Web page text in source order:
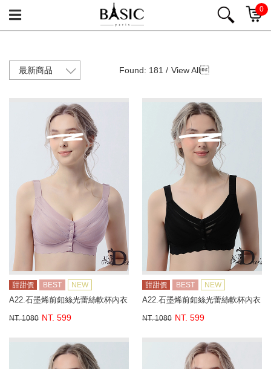
0
Found: 181 / View All
甜甜價 BEST NEW
A22.石墨烯前釦絲光蕾絲軟杯內衣
NT. 1080 NT. 599
甜甜價 BEST NEW
A22.石墨烯前釦絲光蕾絲軟杯內衣
NT. 1080 NT. 599